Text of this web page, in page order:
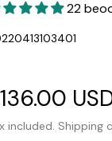
22
included. Shipping